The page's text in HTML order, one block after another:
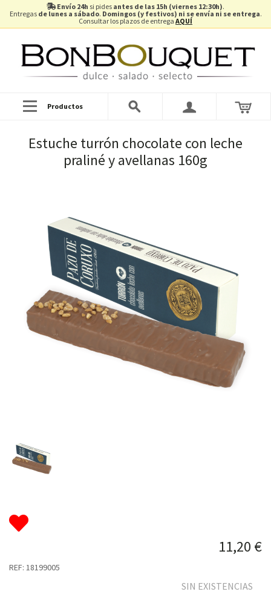
Envío 24h si pides antes de las 15h (viernes 12:30h).
Entregas de lunes a sábado. Domingos (y festivos) ni se envía ni se entrega.
Consultar los plazos de entrega AQUÍ
Productos
Estuche turrón chocolate con leche
praliné y avellanas 160g
11,20 €
REF: 18199005
SIN EXISTENCIAS